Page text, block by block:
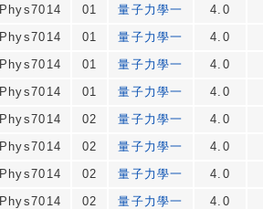
Phys7014 01 量子力學一
4.0
Phys7014 01 量子力學一
4.0
Phys7014 01 量子力學一
4.0
Phys7014 01 量子力學一
4.0
Phys7014 02 量子力學一
4.0
Phys7014 02 量子力學一
4.0
Phys7014 02 量子力學一
4.0
Phys7014 02 量子力學一
4.0